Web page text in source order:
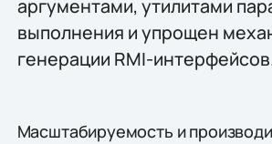
аргументами, утилитами
выполнения и упрощен
генерации RMI-
Масштабируемость и